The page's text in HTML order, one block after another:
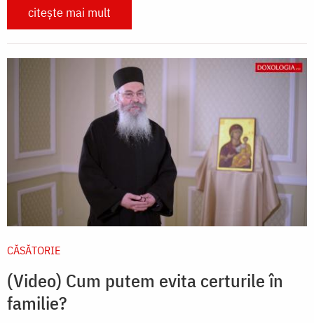
citește mai mult
CĂSĂTORIE
(Video) Cum putem evita certurile în
familie?